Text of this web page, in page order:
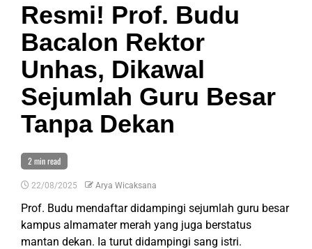
Resmi! Prof. Budu
Bacalon Rektor
Unhas, Dikawal
Sejumlah Guru Besar
Tanpa Dekan
2 min read
22/08/2025 Arya Wicaksana
Prof. Budu mendaftar didampingi sejumlah guru besar
kampus almamater merah yang juga berstatus
mantan dekan. Ia turut didampingi sang istri.